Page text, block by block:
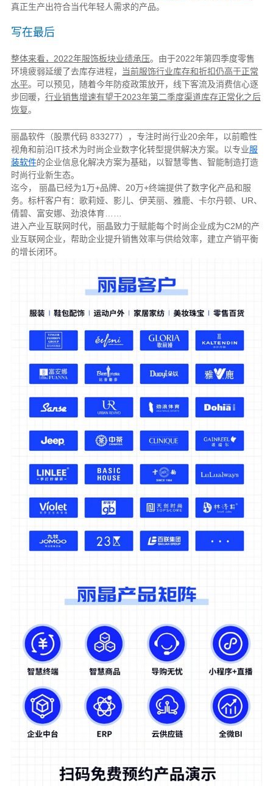
真正生产出符合当代年轻人需求的产品。
写在最后
整体来看，2022年服饰板块业绩承压。由于2022年第四季度零售
环境疲弱延缓了去库存进程，
当前服饰行业库存和折扣仍高于正常
水平。可以预见，随着今年防疫政策放开，线下客流及消费信心逐
步回暖， 行业销售增速有望于2023年第二季度渠道库存正常化之后
恢复。
丽晶软件（股票代码 833277），专注时尚行业20余年，以前瞻性
视角和前沿IT技术为时尚企业数字化转型提供解决方案。以专业服
装软件的企业信息化解决方案为基础，以智慧零售、智能制造打造
时尚行业新生态。
迄今， 丽晶已经为1万+品牌、20万+终端提供了数字化产品和服
务。标杆客户有：歌莉娅、影儿、伊芙丽、雅鹿、卡尔丹顿、UR、
倩碧、富安娜、劲浪体育……
进入产业互联网时代，丽晶致力于赋能每个时尚企业成为C2M的产
业互联网企业，帮助企业提升销售效率与供给效率，建立产销平衡
的增长闭环。